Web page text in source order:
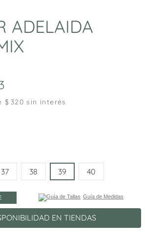
ADELAIDA
$ 320 sin interés
37 38 39 40
Guía de Medidas
EN TIENDAS